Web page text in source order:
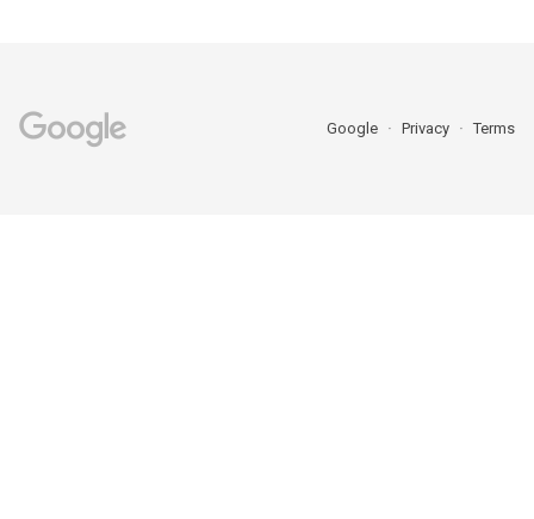
Google Privacy Terms